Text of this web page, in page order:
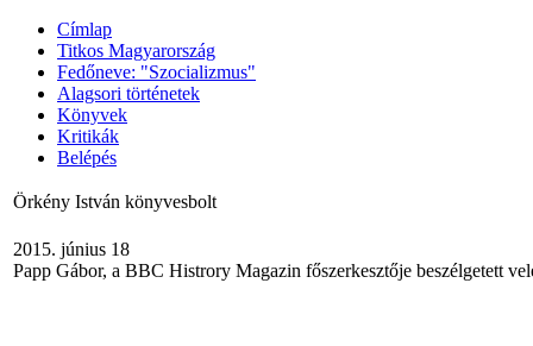
Címlap
Titkos Magyarország
Fedőneve: "Szocializmus"
Alagsori történetek
Könyvek
Kritikák
Belépés
Örkény István könyvesbolt
2015. június 18
Papp Gábor, a BBC Histrory Magazin főszerkesztője beszélgetett